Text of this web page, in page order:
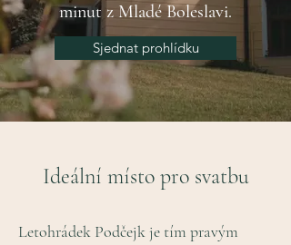
minut z Mladé Boleslavi.
Sjednat prohlídku
Ideální místo pro svatbu
Letohrádek Podčejk je tím pravým